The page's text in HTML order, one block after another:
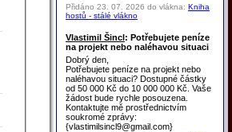
Přidáno 23. 07. 2026 do vlákna: Kniha
hostů - stálé vlákno
Vlastimil Šincl: Potřebujete peníze
na projekt nebo naléhavou situaci
Dobrý den,
Potřebujete peníze na projekt nebo
naléhavou situaci? Dostupné částky
od 50 000 Kč do 10 000 000 Kč. Vaše
žádost bude rychle posouzena.
Kontaktujte mě prostřednictvím
soukromé zprávy:
{vlastimilsincl9@gmail.com}